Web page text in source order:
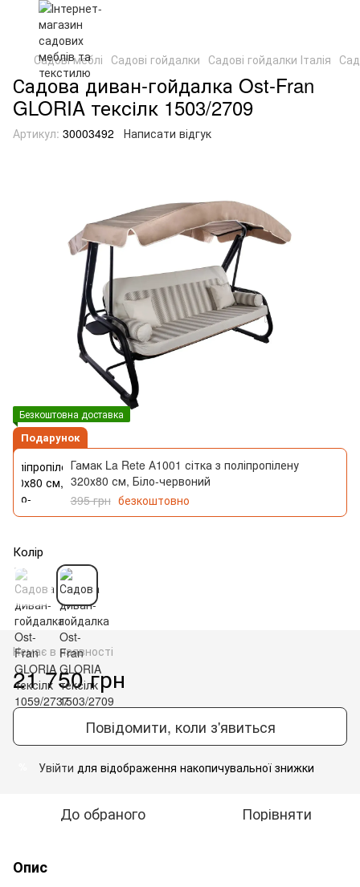
Садові меблі Садові гойдалки Садові гойдалки Італія
Садова диван-гойдалка Ost-Fran
GLORIA тексілк 1503/2709
Артикул: 30003492 Написати відгук
Безкоштовна доставка
Подарунок
Гамак La Rete А1001 сітка з поліпропілену
320х80 см, Біло-червоний
395 грн безкоштовно
Колір
Немає в наявності
21 750 грн
Повідомити, коли з'явиться
Увійти для відображення накопичувальної знижки
До обраного Порівняти
Опис